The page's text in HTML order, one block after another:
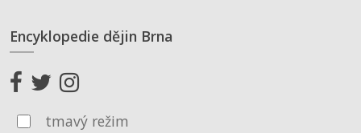
Encyklopedie dějin Brna
tmavý režim